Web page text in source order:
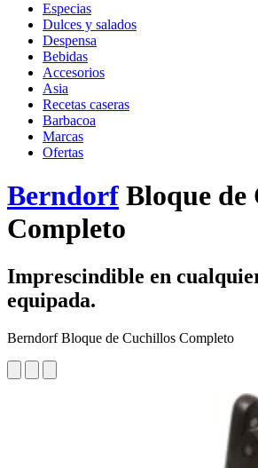
Especias
Dulces y salados
Despensa
Bebidas
Accesorios
Asia
Recetas caseras
Barbacoa
Marcas
Ofertas
Berndorf Bloque de
Completo
Imprescindible en
equipada.
Berndorf Bloque de Cuchillos Completo